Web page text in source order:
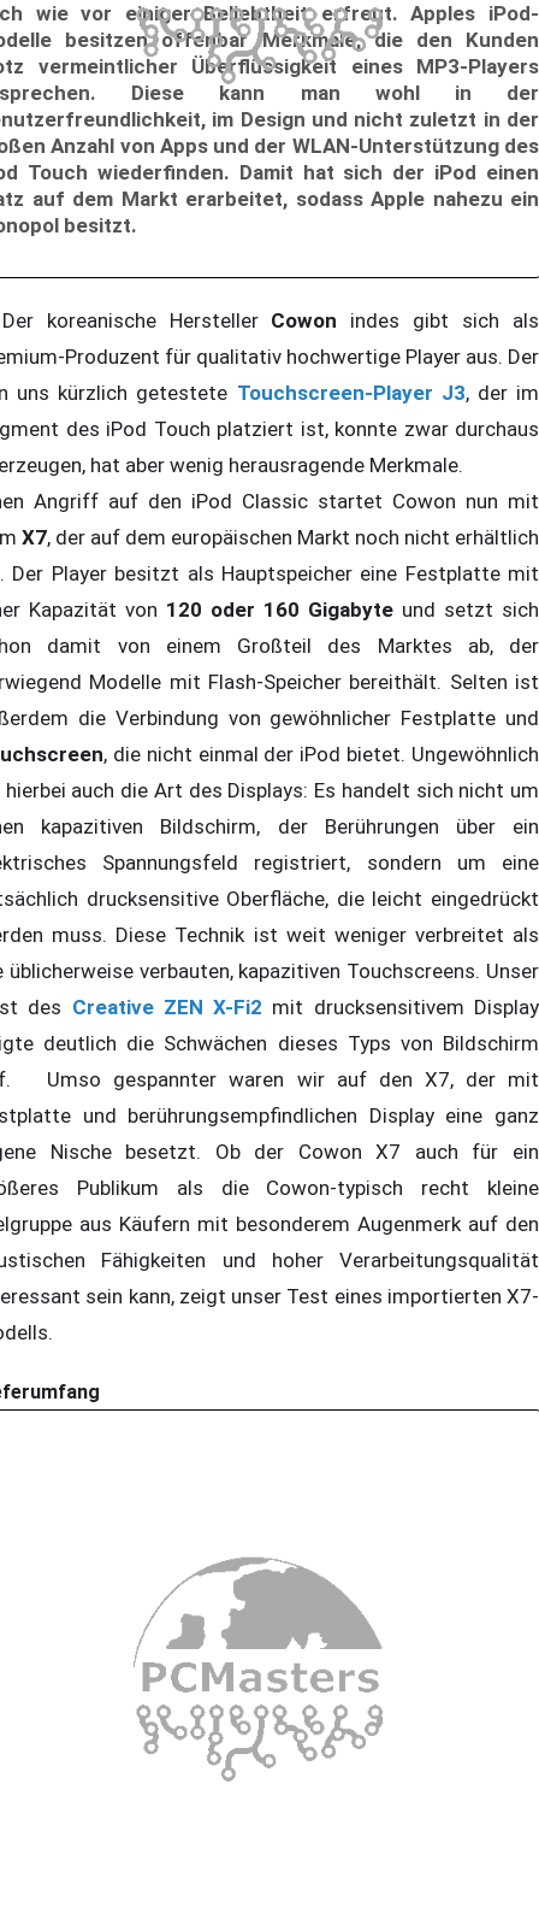
wie vor einiger Beliebtheit erfreut. Apples iPod-
besitzen offenbar Merkmale, die den Kunden
vermeintlicher Überflüssigkeit eines MP3-Players
Diese kann man wohl in der
im Design und nicht zuletzt in der
Anzahl von Apps und der WLAN-Unterstützung des
Touch wiederfinden. Damit hat sich der iPod einen
auf dem Markt erarbeitet, sodass Apple nahezu ein
besitzt.
koreanische Hersteller Cowon indes gibt sich als
Produzent für qualitativ hochwertige Player aus. Der
uns kürzlich getestete Touchscreen-Player J3, der im
des iPod Touch platziert ist, konnte zwar durchaus
hat aber wenig herausragende Merkmale.
Angriff auf den iPod Classic startet Cowon nun mit
X7, der auf dem europäischen Markt noch nicht erhältlich
Der Player besitzt als Hauptspeicher eine Festplatte mit
Kapazität von 120 oder 160 Gigabyte und setzt sich
damit von einem Großteil des Marktes ab, der
Modelle mit Flash-Speicher bereithält. Selten ist
die Verbindung von gewöhnlicher Festplatte und
, die nicht einmal der iPod bietet. Ungewöhnlich
auch die Art des Displays: Es handelt sich nicht um
kapazitiven Bildschirm, der Berührungen über ein
Spannungsfeld registriert, sondern um eine
drucksensitive Oberfläche, die leicht eingedrückt
muss. Diese Technik ist weit weniger verbreitet als
üblicherweise verbauten, kapazitiven Touchscreens. Unser
des Creative ZEN X-Fi2 mit drucksensitivem Display
deutlich die Schwächen dieses Typs von Bildschirm
Umso gespannter waren wir auf den X7, der mit
und berührungsempfindlichen Display eine ganz
Nische besetzt. Ob der Cowon X7 auch für ein
Publikum als die Cowon-typisch recht kleine
aus Käufern mit besonderem Augenmerk auf den
Fähigkeiten und hoher Verarbeitungsqualität
sein kann, zeigt unser Test eines importierten X7-